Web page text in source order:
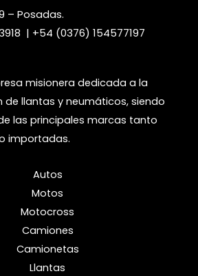
– Posadas.
| +54 (0376) 154577197
misionera dedicada a la
de llantas y neumáticos, siendo
las principales marcas tanto
importadas.
Autos
Motos
Motocross
Camiones
Camionetas
Llantas